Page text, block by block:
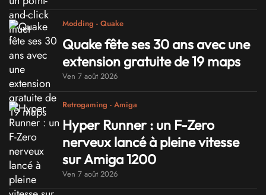
Modding - Quake
Quake fête ses 30 ans avec une
extension gratuite de 19 maps
Ven 7 août 2026
Retrogaming - Amiga
Hyper Runner : un F-Zero
nerveux lancé à pleine vitesse
sur Amiga 1200
Ven 7 août 2026